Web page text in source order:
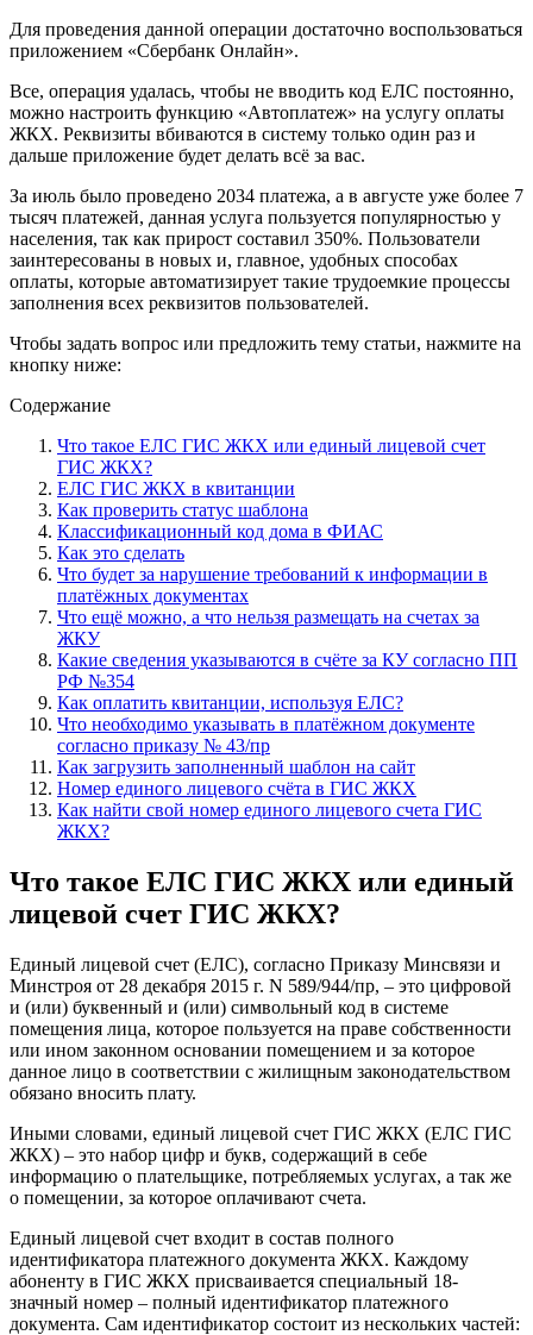
Для проведения данной операции достаточно воспользоваться
приложением «Сбербанк Онлайн».
Все, операция удалась, чтобы не вводить код ЕЛС постоянно,
можно настроить функцию «Автоплатеж» на услугу оплаты
ЖКХ. Реквизиты вбиваются в систему только один раз и
дальше приложение будет делать всë за вас.
За июль было проведено 2034 платежа, а в августе уже более 7
тысяч платежей, данная услуга пользуется популярностью у
населения, так как прирост составил 350%. Пользователи
заинтересованы в новых и, главное, удобных способах
оплаты, которые автоматизирует такие трудоемкие процессы
заполнения всех реквизитов пользователей.
Чтобы задать вопрос или предложить тему статьи, нажмите на
кнопку ниже:
Содержание
Что такое ЕЛС ГИС ЖКХ или единый лицевой счет
ГИС ЖКХ?
ЕЛС ГИС ЖКХ в квитанции
Как проверить статус шаблона
Классификационный код дома в ФИАС
Как это сделать
Что будет за нарушение требований к информации в
платёжных документах
Что ещё можно, а что нельзя размещать на счетах за
ЖКУ
Какие сведения указываются в счёте за КУ согласно ПП
РФ №354
Как оплатить квитанции, используя ЕЛС?
Что необходимо указывать в платёжном документе
согласно приказу № 43/пр
Как загрузить заполненный шаблон на сайт
Номер единого лицевого счёта в ГИС ЖКХ
Как найти свой номер единого лицевого счета ГИС
ЖКХ?
Что такое ЕЛС ГИС ЖКХ или единый
лицевой счет ГИС ЖКХ?
Единый лицевой счет (ЕЛС), согласно Приказу Минсвязи и
Минстроя от 28 декабря 2015 г. N 589/944/пр, – это цифровой
и (или) буквенный и (или) символьный код в системе
помещения лица, которое пользуется на праве собственности
или ином законном основании помещением и за которое
данное лицо в соответствии с жилищным законодательством
обязано вносить плату.
Иными словами, единый лицевой счет ГИС ЖКХ (ЕЛС ГИС
ЖКХ) – это набор цифр и букв, содержащий в себе
информацию о плательщике, потребляемых услугах, а так же
о помещении, за которое оплачивают счета.
Единый лицевой счет входит в состав полного
идентификатора платежного документа ЖКХ. Каждому
абоненту в ГИС ЖКХ присваивается специальный 18-
значный номер – полный идентификатор платежного
документа. Сам идентификатор состоит из нескольких частей: